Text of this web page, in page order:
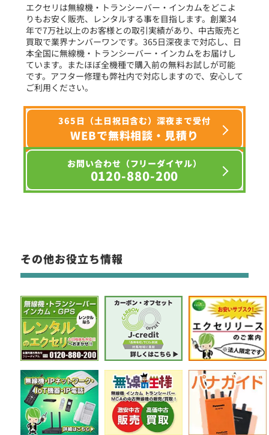
選択条件をリセット
エクセリは無線機・トランシーバー・インカムをどこよ
りもお安く販売、レンタルする事を目指します。創業34
年で7万社以上のお客様との取引実績があり、中古販売と
買取で業界ナンバーワンです。365日深夜まで対応し、日
本全国に無線機・トランシーバー・インカムをお届けし
ています。またほぼ全機種で購入前の無料お試しが可能
です。アフター修理も弊社内で対応しますので、安心して
ご利用ください。
365日（土日祝日含む）深夜まで受付
WEBで無料相談・見積り
お問い合わせ（フリーダイヤル）
0120-880-200
その他お役立ち情報